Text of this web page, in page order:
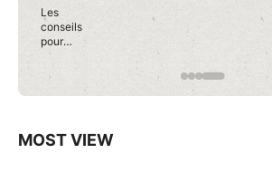
Les
conseils
pour
débuter
e sur
MOST VIEW